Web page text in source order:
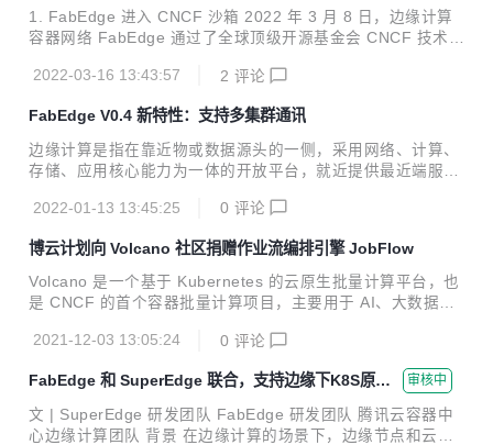
裂互不通信，缺少拓扑感知能力，无法提供就近访问等问题。
2022 年 3 月 8 日，FabEdge 被接纳为 CNCF 沙箱级项目，
成为 CNCF 沙箱中首个边缘容器网络项目。 1. 跨集群需求...
1. FabEdge 进入 CNCF 沙箱 2022 年 3 月 8 日，边缘计算
容器网络 FabEdge 通过了全球顶级开源基金会 CNCF 技术监
ndbox Projects）。这意味着 FabEdge 得到了云原生开源社
中立性，有利于开发者、合作伙伴等共同参与项目建设，协作
共赢，推动边缘计算场景容器网络管理。 Sandbox 是 CNCF
创建的旨在为开源项目提供一个有益的、中立的家园，以促进
认可的，并值得进...
2022-03-16 13:43:57 2 评论
FabEdge V0.4 新特性：支持多集群通讯
边缘计算是指在靠近物或数据源头的⼀侧，采用网络、计算、
存储、应用核心能力为⼀体的开放平台，就近提供最近端服
足行业在实时业务、应⽤智能、安全与隐私保护等方面的基本
体的顶端。 根据计算能力大小，边缘计算可以分为两⼤类：
轻边缘：计算能力受限，网络条件差，业务单⼀，数量庞⼤，
地理位置分散，⽐如智慧小区，车联网，无人机等。 重边缘：
安全性有⼀定要求，比如5G MEC，工业互联网，智慧城市
2022-01-13 13:45:25 0 评论
博云计划向 Volcano 社区捐赠作业流编排引擎 JobFlow
Volcano 是一个基于 Kubernetes 的云原生批量计算平台，也
是 CNCF 的首个容器批量计算项目，主要用于 AI、大数据、
很好的支持。它提供面向高性能负载的调度策略、完善的作业
生命周期管理、异构硬件管理、面向高性能负载的性能优化等
能力，目前在很多领域都已落地应用。 目前 Volcano 已经支
持几乎所有的主流计算框架，包括 MindSpore、TensorFlo
w、Kubeflow、MPI、PyTorch、飞桨、Spark、Flink、HOR
2021-12-03 13:05:24 0 评论
FabEdge 和 SuperEdge 联合，支持边缘下K8S原生S
ervice互访和Pod直通
审核中
文 | SuperEdge 研发团队 FabEdge 研发团队 腾讯云容器中
心边缘计算团队 背景 在边缘计算的场景下，边缘节点和云端